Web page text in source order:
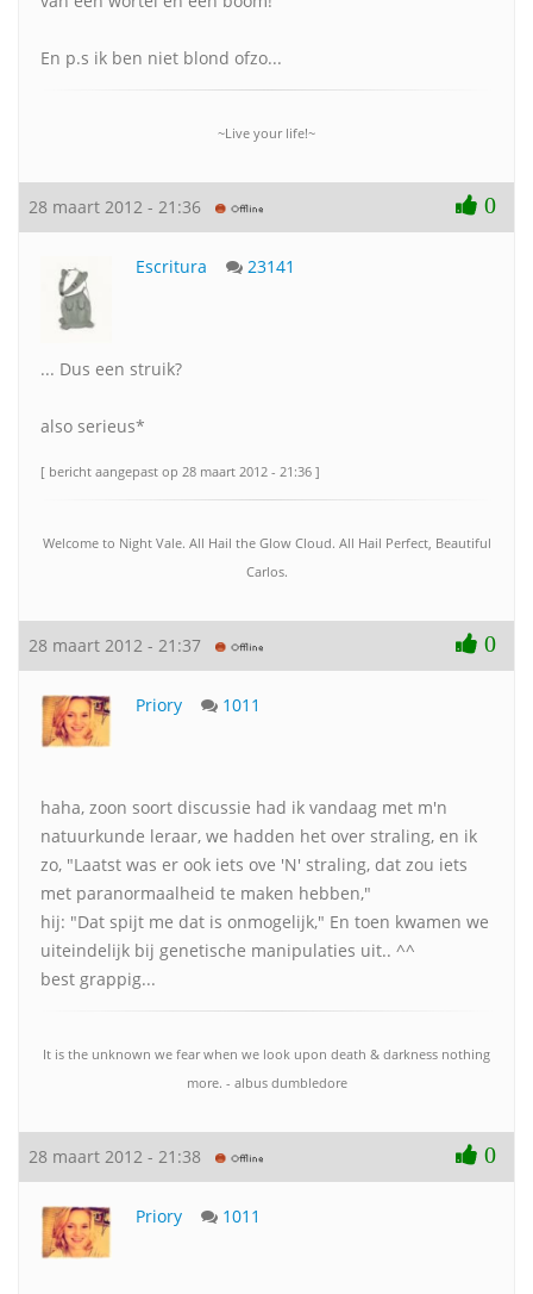
En p.s ik ben niet blond ofzo...
~Live your life!~
28 maart 2012 - 21:36 0
Escritura 23141
... Dus een struik?
also serieus*
[ bericht aangepast op 28 maart 2012 - 21:36 ]
Welcome to Night Vale. All Hail the Glow Cloud. All Hail Perfect, Beautiful
Carlos.
28 maart 2012 - 21:37 0
Priory 1011
haha, zoon soort discussie had ik vandaag met m'n
natuurkunde leraar, we hadden het over straling, en ik
zo, "Laatst was er ook iets ove 'N' straling, dat zou iets
met paranormaalheid te maken hebben,"
hij: "Dat spijt me dat is onmogelijk," En toen kwamen we
uiteindelijk bij genetische manipulaties uit.. ^^
best grappig...
It is the unknown we fear when we look upon death & darkness nothing
more. - albus dumbledore
28 maart 2012 - 21:38 0
Priory 1011